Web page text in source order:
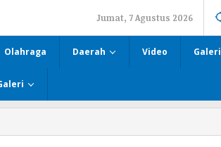
Jumat, 7 Agustus 2026
Olahraga Daerah Video Galeri